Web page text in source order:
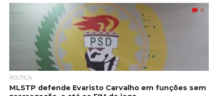
6
POLÍTICA
MLSTP defende Evaristo Carvalho em funções sem